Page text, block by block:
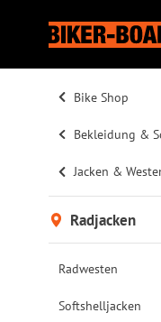
Bike Shop
Bekleidung &
Jacken &
Radjacken
Radwesten
Softshelljacken